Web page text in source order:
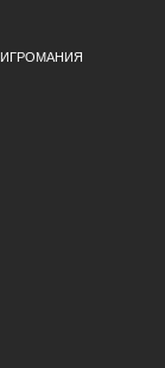
ИГРОМАНИЯ